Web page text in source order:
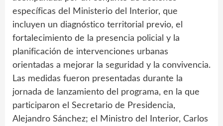
específicas del Ministerio del Interior, que
incluyen un diagnóstico territorial previo, el
fortalecimiento de la presencia policial y la
planificación de intervenciones urbanas
orientadas a mejorar la seguridad y la convivencia.
Las medidas fueron presentadas durante la
jornada de lanzamiento del programa, en la que
participaron el Secretario de Presidencia,
Alejandro Sánchez; el Ministro del Interior, Carlos